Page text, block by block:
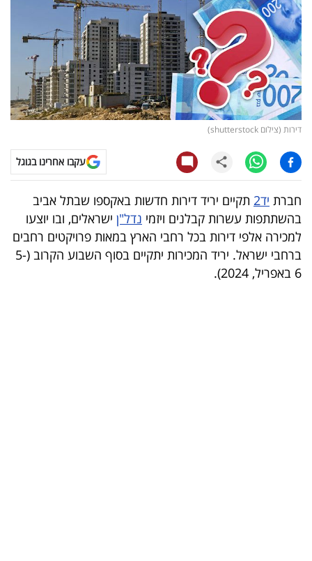
דעות
רכילות
עסקית
קריפטו
ויראלי
טלוויזיה
עסקי
ספורט
קריירה
ולימודים
דירות (צילום shutterstock)
עקבו אחרינו בגוגל
חברת יד2
תקיים יריד דירות חדשות באקספו שבתל אביב
בהשתתפות עשרות קבלנים ויזמי נדל"ן ישראלים, ובו יוצעו
למכירה אלפי דירות בכל רחבי הארץ במאות פרויקטים רחבים
ברחבי ישראל. יריד המכירות יתקיים בסוף השבוע הקרוב (5-
6 באפריל, 2024).